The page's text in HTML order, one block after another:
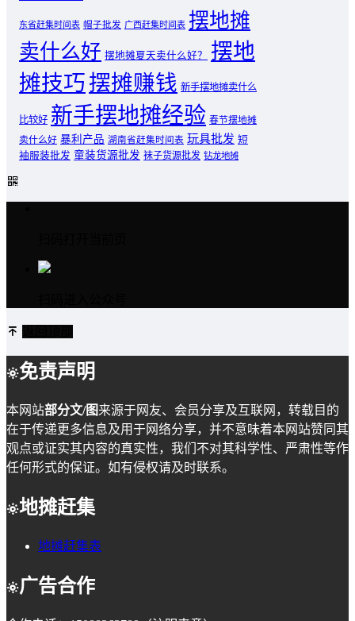
东省赶集时间表 帽子批发 广西赶集时间表 摆地摊
卖什么好 摆地摊夏天卖什么好？
摆地
摊技巧 摆摊赚钱 新手摆地摊卖什么
比较好 新手摆地摊经验 春节摆地摊
卖什么好 暴利产品 湖南省赶集时间表 玩具批发 短
袖服装批发 童装货源批发 袜子货源批发 钻龙地摊
免责声明
本网站部分文/图来源于网友、会员分享及互联网，转载目的
在于传递更多信息及用于网络分享，并不意味着本网站赞同其
观点或证实其内容的真实性，我们不对其科学性、严肃性等作
任何形式的保证。如有侵权请及时联系。
地摊赶集
地摊赶集表
广告合作